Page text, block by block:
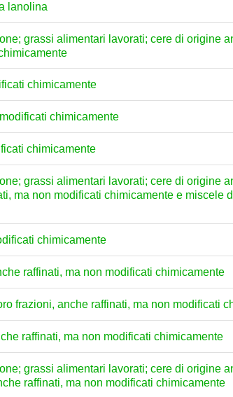
lanolina
grassi alimentari lavorati; cere di origine
chimicamente
chimicamente
chimicamente
grassi alimentari lavorati; cere di origine
ma non modificati chimicamente e miscele
chimicamente
raffinati, ma non modificati chimicamente
frazioni, anche raffinati, ma non modificati
raffinati, ma non modificati chimicamente
grassi alimentari lavorati; cere di origine
raffinati, ma non modificati chimicamente